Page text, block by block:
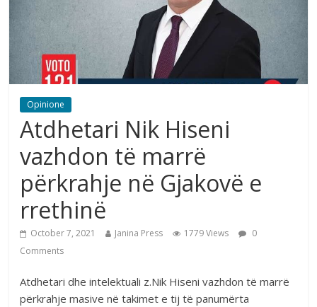
Opinione
Atdhetari Nik Hiseni
vazhdon të marrë
përkrahje në Gjakovë e
rrethinë
October 7, 2021 Janina Press 1779 Views
0
Comments
Atdhetari dhe intelektuali z.Nik Hiseni vazhdon të marrë
përkrahje masive në takimet e tij të panumërta